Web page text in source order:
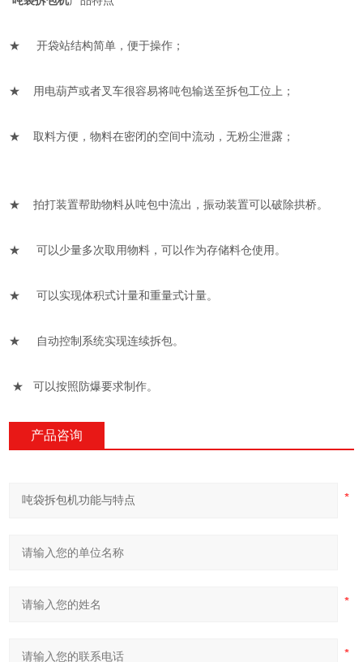
★ 开袋站结构简单，便于操作；
★ 用电葫芦或者叉车很容易将吨包输送至拆包工位上；
★ 取料方便，物料在密闭的空间中流动，无粉尘泄露；
★ 拍打装置帮助物料从吨包中流出，振动装置可以破除拱桥。
★ 可以少量多次取用物料，可以作为存储料仓使用。
★ 可以实现体积式计量和重量式计量。
★ 自动控制系统实现连续拆包。
★ 可以按照防爆要求制作。
产品咨询